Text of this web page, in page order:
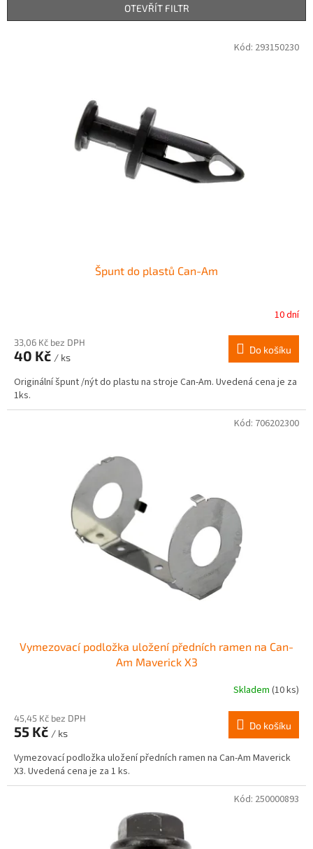
í
OTEVŘÍT FILTR
Špunt do plastů Can-Am
10 dní
33,06 Kč bez DPH
40 Kč / ks
Do košíku
Originální špunt /nýt do plastu na stroje Can-Am. Uvedená cena je za
1ks.
Kód: 293150230
Vymezovací podložka uložení předních ramen na Can-
Am Maverick X3
Skladem (10 ks)
45,45 Kč bez DPH
55 Kč / ks
Do košíku
Vymezovací podložka uložení předních ramen na Can-Am Maverick
X3. Uvedená cena je za 1 ks.
Kód: 706202300
Kód: 250000893